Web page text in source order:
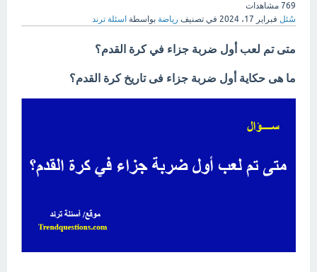
769 مشاهدات
سُئل فبراير 17، 2024 في تصنيف رياضة بواسطة اسئلة ترند
متى تم لعب أول ضربة جزاء في كرة القدم؟
ما هى حكاية أول ضربة جزاء فى تاريخ كرة القدم؟